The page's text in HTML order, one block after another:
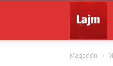
Maqedoni